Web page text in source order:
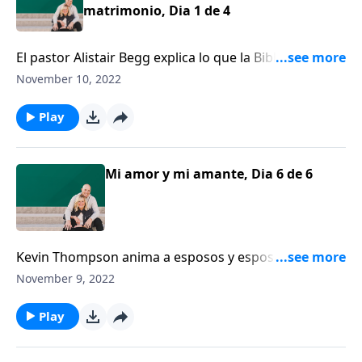
matrimonio, Dia 1 de 4
El pastor Alistair Begg explica lo que la Biblia enseña
sobre lo que en realidad sucede durante la
November 10, 2022
Play
Mi amor y mi amante, Dia 6 de 6
Kevin Thompson anima a esposos y esposas a darle
al área íntima de su relación la atención que merece.
parejas lo mejor de sí mismos en la alcoba.
November 9, 2022
Play